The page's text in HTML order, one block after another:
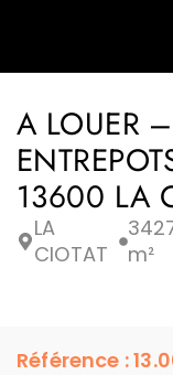
A LOUER
13600 LA
LA
CIOTAT
m²
Référence :